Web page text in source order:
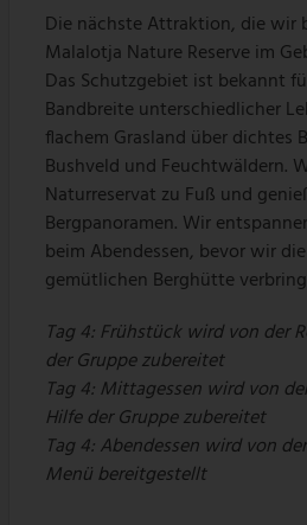
Die nächste Attraktion, die wir
Malalotja Nature Reserve im
Das Schutzgebiet ist bekannt
Bandbreite unterschiedlicher
flachem Grasland über dichtes
Bushveld und Feuchtwäldern.
Naturreservat zu Fuß und
Bergpanoramen. Wir
beim Abendessen, bevor wir
gemütlichen Berghütte
Tag 4: Frühstück wird von der
der Gruppe zubereitet
Tag 4: Mittagessen wird von
Hilfe der Gruppe zubereitet
Tag 4: Abendessen wird von
Menü bereitgestellt